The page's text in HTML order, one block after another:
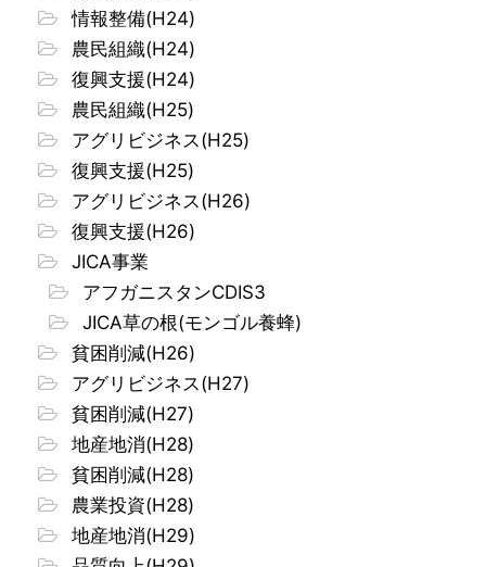
情報整備(H24)
農民組織(H24)
復興支援(H24)
農民組織(H25)
アグリビジネス(H25)
復興支援(H25)
アグリビジネス(H26)
復興支援(H26)
JICA事業
アフガニスタンCDIS3
JICA草の根(モンゴル養蜂)
貧困削減(H26)
アグリビジネス(H27)
貧困削減(H27)
地産地消(H28)
貧困削減(H28)
農業投資(H28)
地産地消(H29)